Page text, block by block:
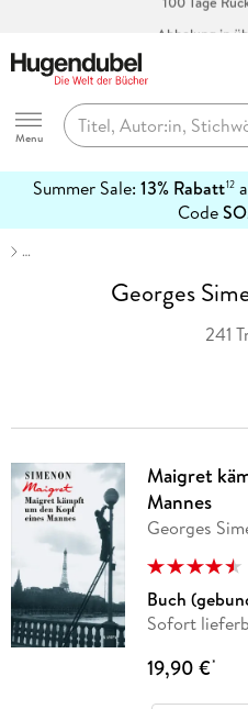
Abholung in
Hugendubel
Menu
Summer Sale: 13% Rabatt12
Code
erfahren
…
Georges
241
Maigret
Mannes
Georges
Buch
Sofort
19,90 €*